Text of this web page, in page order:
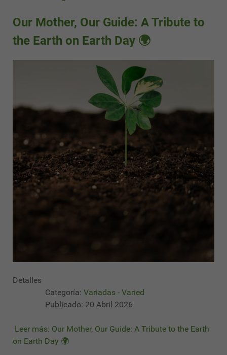
Our Mother, Our Guide: A Tribute to
the Earth on Earth Day 🌍
Detalles
Categoría: Variadas - Varied
Publicado: 20 Abril 2026
Leer más: Our Mother, Our Guide: A Tribute to the Earth
on Earth Day 🌍